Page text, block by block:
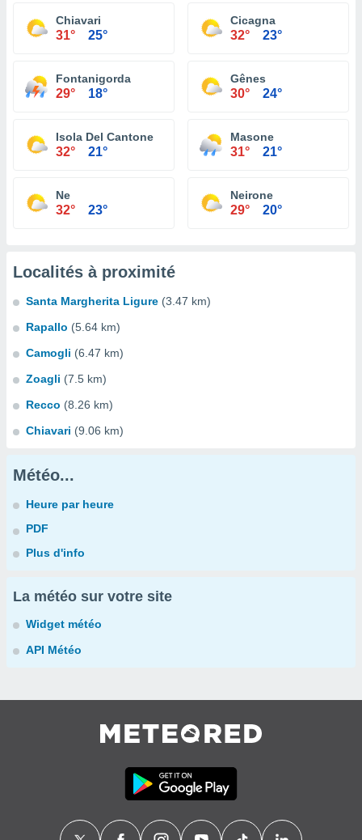
Chiavari
31° 25°
Cicagna
32° 23°
Fontanigorda
29° 18°
Gênes
30° 24°
Isola Del Cantone
32° 21°
Masone
31° 21°
Ne
32° 23°
Neirone
29° 20°
Localités à proximité
Santa Margherita Ligure (3.47 km)
Rapallo (5.64 km)
Camogli (6.47 km)
Zoagli (7.5 km)
Recco (8.26 km)
Chiavari (9.06 km)
Météo...
Heure par heure
PDF
Plus d'info
La météo sur votre site
Widget météo
API Météo